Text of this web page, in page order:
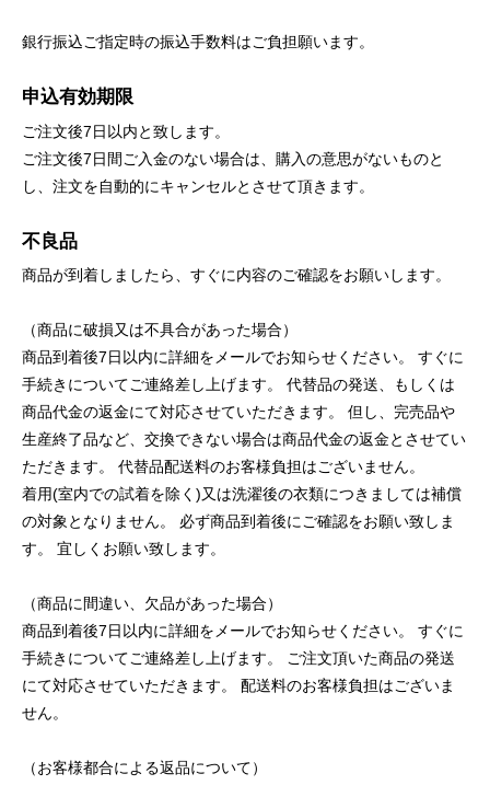
銀行振込ご指定時の振込手数料はご負担願います。
申込有効期限
ご注文後7日以内と致します。
ご注文後7日間ご入金のない場合は、購入の意思がないものと
し、注文を自動的にキャンセルとさせて頂きます。
不良品
商品が到着しましたら、すぐに内容のご確認をお願いします。
（商品に破損又は不具合があった場合）
商品到着後7日以内に詳細をメールでお知らせください。 すぐに
手続きについてご連絡差し上げます。 代替品の発送、もしくは
商品代金の返金にて対応させていただきます。 但し、完売品や
生産終了品など、交換できない場合は商品代金の返金とさせてい
ただきます。 代替品配送料のお客様負担はございません。
着用(室内での試着を除く)又は洗濯後の衣類につきましては補償
の対象となりません。 必ず商品到着後にご確認をお願い致しま
す。 宜しくお願い致します。
（商品に間違い、欠品があった場合）
商品到着後7日以内に詳細をメールでお知らせください。 すぐに
手続きについてご連絡差し上げます。 ご注文頂いた商品の発送
にて対応させていただきます。 配送料のお客様負担はございま
せん。
（お客様都合による返品について）